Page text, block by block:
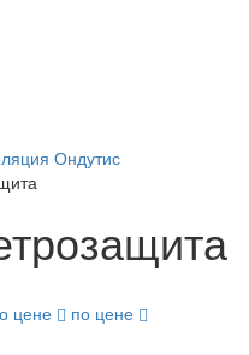
Ондутис
цене
по цене